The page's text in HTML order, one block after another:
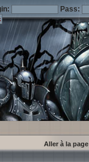
Pass:
Aller à la page